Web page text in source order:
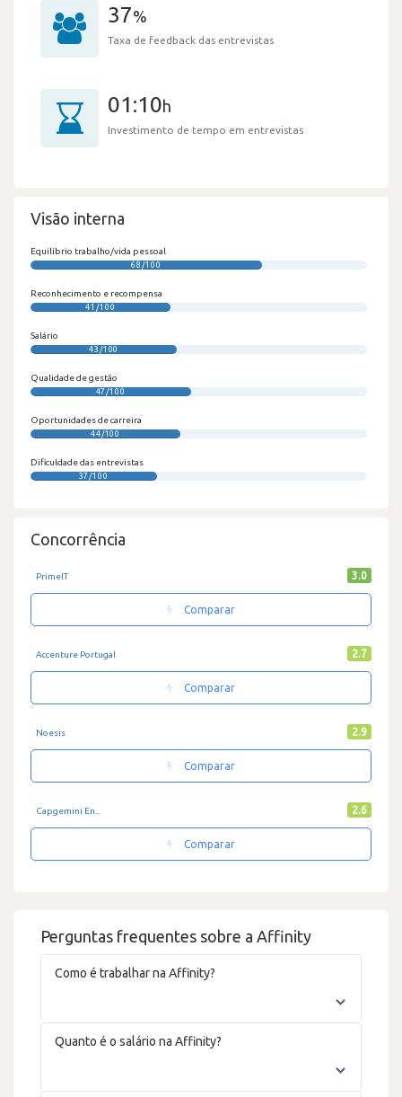
37%
Taxa de feedback das entrevistas
01:10h
Investimento de tempo em entrevistas
Perguntas frequentes sobre a Affinity
Como é trabalhar na Affinity?
Quanto é o salário na Affinity?
Visão interna
Equilíbrio trabalho/vida pessoal
68/100
Reconhecimento e recompensa
41/100
Salário
43/100
Qualidade de gestão
47/100
Oportunidades de carreira
44/100
Dificuldade das entrevistas
37/100
Concorrência
PrimeIT 3.0
Comparar
Accenture Portugal 2.7
Comparar
Noesis 2.9
Comparar
Capgemini En... 2.6
Comparar